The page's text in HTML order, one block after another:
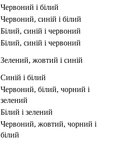
червоний і білий
червоний, синій і білий
білий, синій і червоний
білий, синій і червоний
зелений, жовтий і синій
синій і білий
червоний, білий, чорний і
зелений
білий і зелений
червоний, жовтий, чорний і
білий